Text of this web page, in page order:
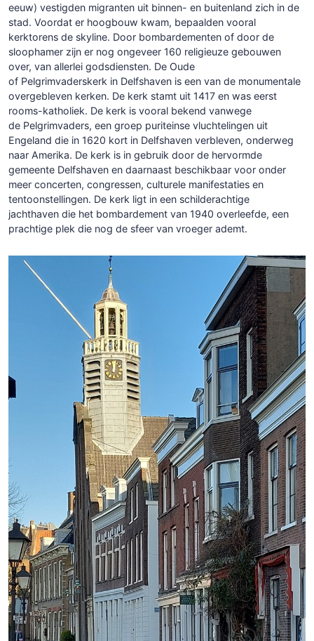
eeuw) vestigden migranten uit binnen- en buitenland zich in de
stad. Voordat er hoogbouw kwam, bepaalden vooral
kerktorens de skyline. Door bombardementen of door de
sloophamer zijn er nog ongeveer 160 religieuze gebouwen
over, van allerlei godsdiensten. De Oude
of Pelgrimvaderskerk in Delfshaven is een van de monumentale
overgebleven kerken. De kerk stamt uit 1417 en was eerst
rooms-katholiek. De kerk is vooral bekend vanwege
de Pelgrimvaders, een groep puriteinse vluchtelingen uit
Engeland die in 1620 kort in Delfshaven verbleven, onderweg
naar Amerika. De kerk is in gebruik door de hervormde
gemeente Delfshaven en daarnaast beschikbaar voor onder
meer concerten, congressen, culturele manifestaties en
tentoonstellingen. De kerk ligt in een schilderachtige
jachthaven die het bombardement van 1940 overleefde, een
prachtige plek die nog de sfeer van vroeger ademt.